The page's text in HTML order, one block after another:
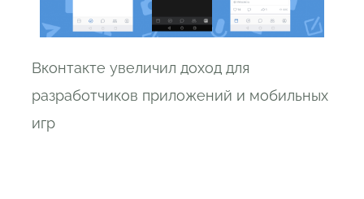
Вконтакте увеличил доход для
разработчиков приложений и мобильных
игр